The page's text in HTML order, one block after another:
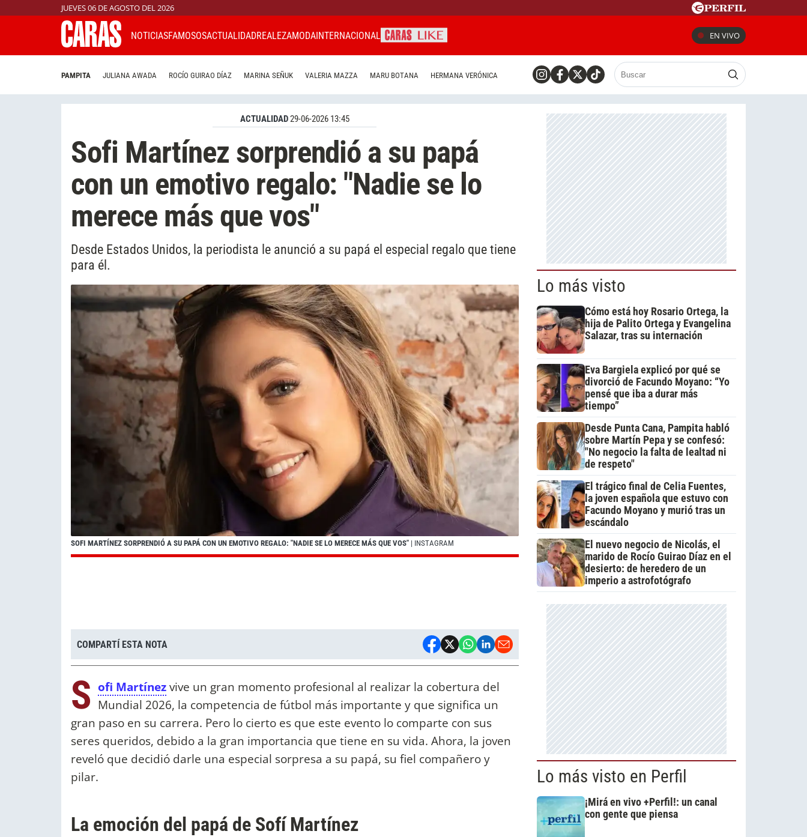
JUEVES 06 DE AGOSTO DEL 2026
NOTICIASFAMOSOSACTUALIDADREALEZAMODAINTERNACIONAL EN VIVO
PAMPITA JULIANA AWADA ROCÍO GUIRAO DÍAZ MARINA SEÑUK VALERIA MAZZA MARU BOTANA HERMANA VERÓNICA
ACTUALIDAD29-06-2026 13:45
Sofi Martínez sorprendió a su papá
con un emotivo regalo: "Nadie se lo
merece más que vos"
Desde Estados Unidos, la periodista le anunció a su papá el especial regalo que tiene
para él.
SOFI MARTÍNEZ SORPRENDIÓ A SU PAPÁ CON UN EMOTIVO REGALO: "NADIE SE LO MERECE MÁS QUE VOS" | INSTAGRAM
COMPARTÍ ESTA NOTA
S ofi Martínezvive un gran momento profesional al realizar la cobertura del
Mundial 2026, la competencia de fútbol más importante y que significa un
gran paso en su carrera. Pero lo cierto es que este evento lo comparte con sus
seres queridos, debido a la gran importancia que tiene en su vida. Ahora, la joven
reveló que decidió darle una especial sorpresa a su papá, su fiel compañero y
pilar.
La emoción del papá de Sofí Martínez
Lo más visto
Cómo está hoy Rosario Ortega, la
hija de Palito Ortega y Evangelina
Salazar, tras su internación
Eva Bargiela explicó por qué se
divorció de Facundo Moyano: “Yo
pensé que iba a durar más
tiempo”
Desde Punta Cana, Pampita habló
sobre Martín Pepa y se confesó:
"No negocio la falta de lealtad ni
de respeto"
El trágico final de Celia Fuentes,
la joven española que estuvo con
Facundo Moyano y murió tras un
escándalo
El nuevo negocio de Nicolás, el
marido de Rocío Guirao Díaz en el
desierto: de heredero de un
imperio a astrofotógrafo
Lo más visto en Perfil
¡Mirá en vivo +Perfil!: un canal
con gente que piensa